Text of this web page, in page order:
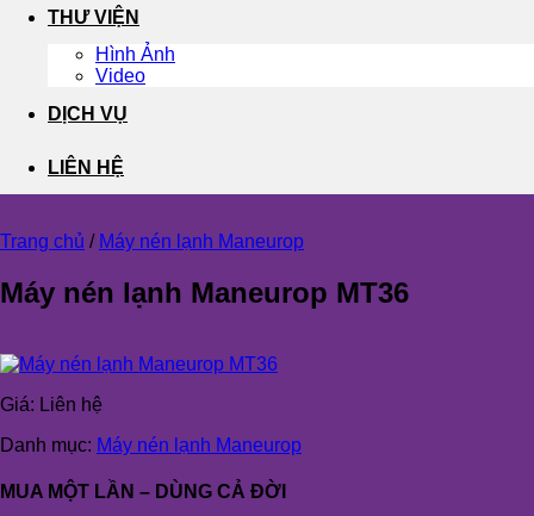
THƯ VIỆN
Hình Ảnh
Video
DỊCH VỤ
LIÊN HỆ
Trang chủ / Máy nén lạnh Maneurop
Máy nén lạnh Maneurop MT36
Giá: Liên hệ
Danh mục: Máy nén lạnh Maneurop
MUA MỘT LẦN – DÙNG CẢ ĐỜI